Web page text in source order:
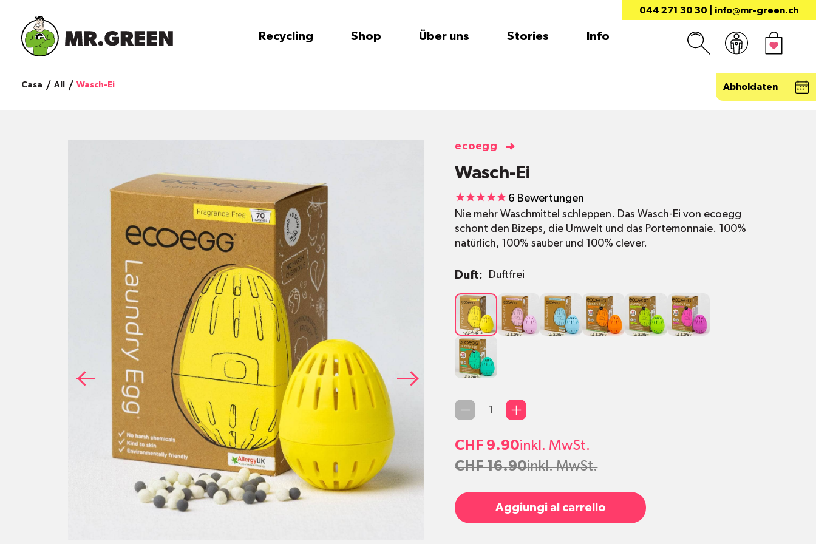
044 271 30 30 info@mr-green.ch
Recycling Shop Über uns Stories Info
Abholdaten
Casa All Wasch-Ei
ecoegg
Wasch-Ei
6 Bewertungen
Nie mehr Waschmittel schleppen. Das Wasch-Ei von ecoegg
schont den Bizeps, die Umwelt und das Portemonnaie. 100%
natürlich, 100% sauber und 100% clever.
Duft: Duftfrei
Duftfrei Frühlingsfrische
Frische
Wäsche
Orange
Blossom
Jasmine
British
Blooms
Tropical
Breeze
Qty
CHF 9.90inkl. MwSt.
CHF 16.90inkl. MwSt.
Aggiungi al carrello